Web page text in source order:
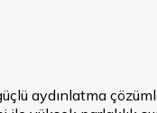
aydınlatma